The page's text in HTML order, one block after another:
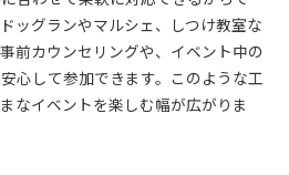
ッグランやマルシェ、しつけ教室な
前カウンセリングや、イベント中の
心して参加できます。このような工
なイベントを楽しむ幅が広がりま